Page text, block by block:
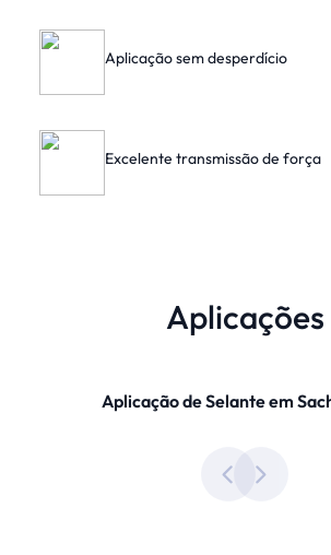
Aplicação sem desperdício
Excelente transmissão de força
Aplicações
Aplicação de Selante em